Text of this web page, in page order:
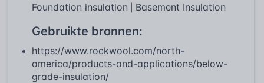
Foundation insulation Basement Insulation
Gebruikte bronnen:
https://www.rockwool.com/north-
america/products-and-applications/below-
grade-insulation/